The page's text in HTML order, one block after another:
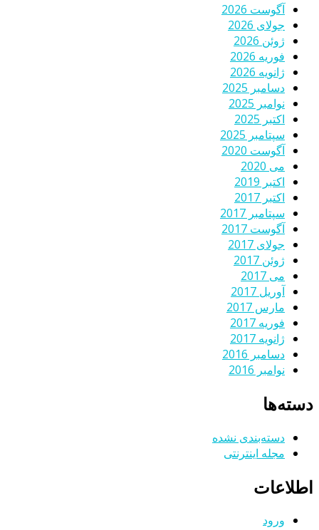
آگوست 2026
جولای 2026
ژوئن 2026
فوریه 2026
ژانویه 2026
دسامبر 2025
نوامبر 2025
اکتبر 2025
سپتامبر 2025
آگوست 2020
می 2020
اکتبر 2019
اکتبر 2017
سپتامبر 2017
آگوست 2017
جولای 2017
ژوئن 2017
می 2017
آوریل 2017
مارس 2017
فوریه 2017
ژانویه 2017
دسامبر 2016
نوامبر 2016
دسته‌ها
دسته‌بندی نشده
مجله اینترنتی
اطلاعات
ورود